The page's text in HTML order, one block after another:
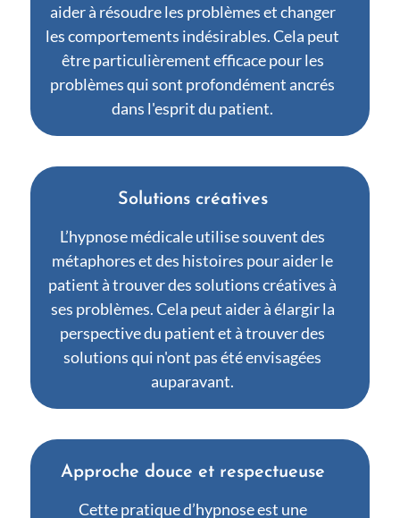
aider à résoudre les problèmes et changer
les comportements indésirables. Cela peut
être particulièrement efficace pour les
problèmes qui sont profondément ancrés
dans l'esprit du patient.
Solutions créatives
L’hypnose médicale utilise souvent des
métaphores et des histoires pour aider le
patient à trouver des solutions créatives à
ses problèmes. Cela peut aider à élargir la
perspective du patient et à trouver des
solutions qui n'ont pas été envisagées
auparavant.
Approche douce et respectueuse
Cette pratique d’hypnose est une